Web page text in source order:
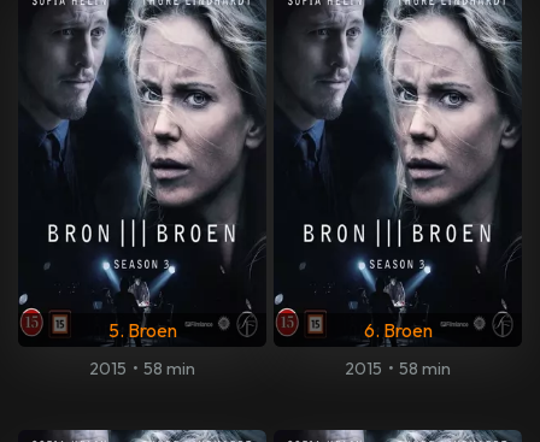
5. Broen
2015 • 58 min
6. Broen
2015 • 58 min